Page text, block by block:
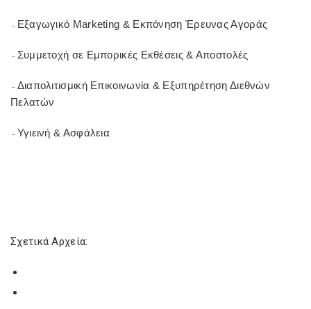
Εξαγωγικό Marketing & Εκπόνηση Έρευνας Αγοράς
Συμμετοχή σε Εμπορικές Εκθέσεις & Αποστολές
Διαπολιτισμική Επικοινωνία & Εξυπηρέτηση Διεθνών
Πελατών
Υγιεινή & Ασφάλεια
Σχετικά Αρχεία: